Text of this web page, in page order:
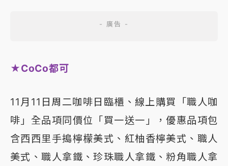
★CoCo都可
11月11日周二咖啡日臨櫃、線上購買「職人咖
啡」全品項同價位「買一送一」，優惠品項包
含西西里手搗檸檬美式、紅柚香檸美式、職人
美式、職人拿鐵、珍珠職人拿鐵、粉角職人拿